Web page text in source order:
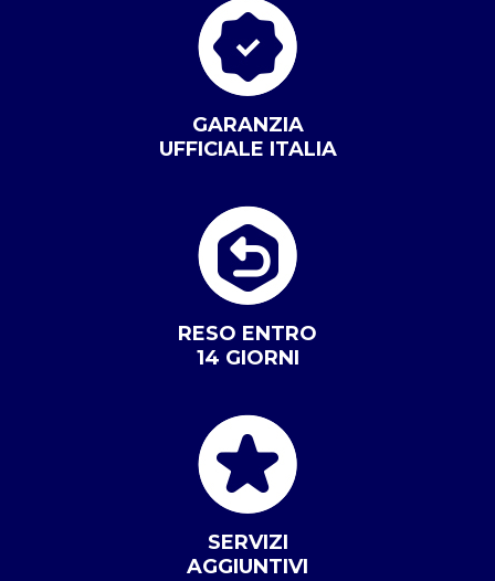
GARANZIA
UFFICIALE ITALIA
RESO ENTRO
14 GIORNI
SERVIZI
AGGIUNTIVI